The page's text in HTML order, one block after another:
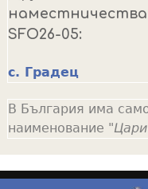
SFO26-05:
с. Градец
В България има
наименование "